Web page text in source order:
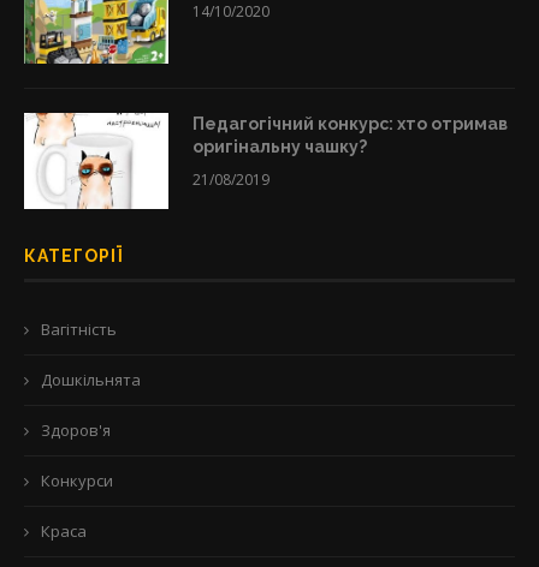
14/10/2020
Педагогічний конкурс: хто отримав
оригінальну чашку?
21/08/2019
КАТЕГОРІЇ
Вагітність
Дошкільнята
Здоров'я
Конкурси
Краса